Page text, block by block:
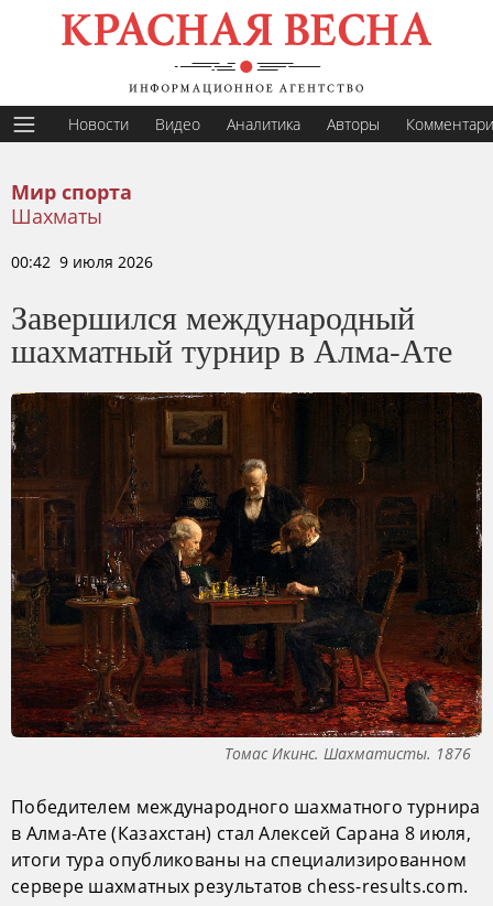
Новости Видео Аналитика Авторы
Мир спорта
Шахматы
00:42 9 июля 2026
Завершился международный
шахматный турнир в Алма-Ате
Томас Икинс. Шахматисты. 1876
Победителем международного шахматного турнира
в Алма-Ате (Казахстан) стал Алексей Сарана 8 июля,
итоги тура опубликованы на специализированном
сервере шахматных результатов chess-results.com.